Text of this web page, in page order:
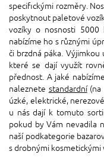
specifickými rozměry.
poskytnout paletové
vozíky o nosnosti
nabízíme ho s různými
či brzdná páka.
které se dají využít
přednost. A jaké
naleznete standardní(na
úzké, elektrické,
u nás dají k tomuto
pokud by Vám nevadila
naší podkategorie
s drobnými kosmetickými